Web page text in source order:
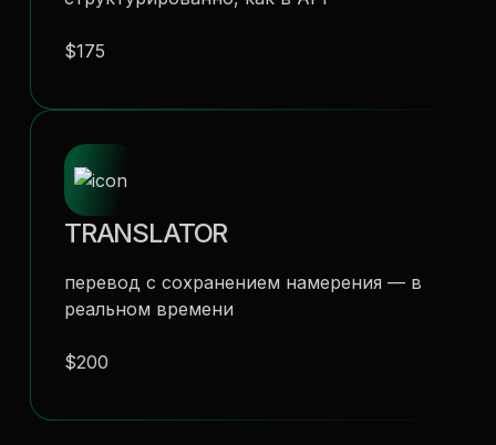
$175
TRANSLATOR
перевод с сохранением намерения — в
реальном времени
$200